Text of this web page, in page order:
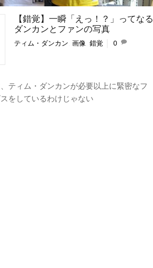
【錯覚】一瞬「えっ！？」ってなる
ダンカンとファンの写真
ティム・ダンカン 画像 錯覚 0
ティム・ダンカンが必要以上に緊密なフ
をしているわけじゃない